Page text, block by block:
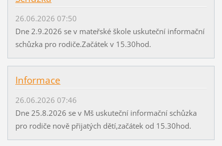
26.06.2026 07:50
Dne 2.9.2026 se v mateřské škole uskuteční informační
schůzka pro rodiče.Začátek v 15.30hod.
Informace
26.06.2026 07:46
Dne 25.8.2026 se v Mš uskuteční informační schůzka
pro rodiče nově přijatých dětí,začátek od 15.30hod.